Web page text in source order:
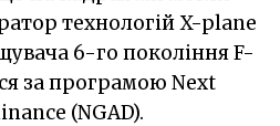
технологій X-plane
6-го покоління F-
за програмою Next
(NGAD).